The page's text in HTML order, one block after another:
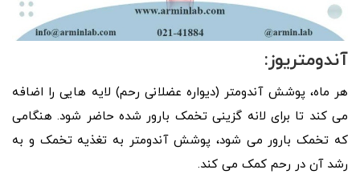
آندومتریوز:
هر ماه، پوشش آندومتر (دیواره عضلانی رحم) لایه هایی را اضافه
می کند تا برای لانه گزینی تخمک بارور شده حاضر شود. هنگامی
که تخمک بارور می شود، پوشش آندومتر به تغذیه تخمک و به
رشد آن در رحم کمک می کند.